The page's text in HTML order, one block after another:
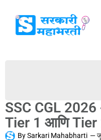
SSC CGL 2026
Tier 1 आणि Tier
BySarkari Mahabharti —